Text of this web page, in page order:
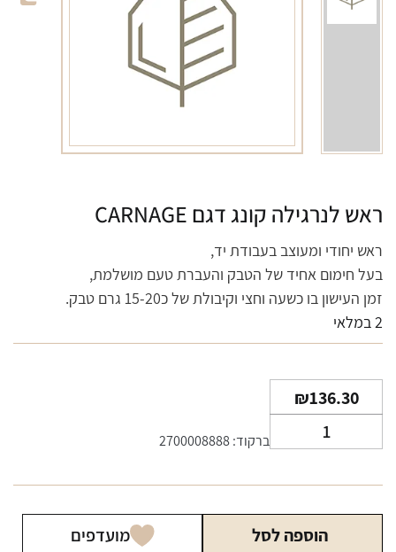
ראש לנרגילה קונג דגם CARNAGE
ראש יחודי ומעוצב בעבודת יד,
בעל חימום אחיד של הטבק והעברת טעם מושלמת,
זמן העישון בו כשעה וחצי וקיבולת של כ15-20 גרם טבק.
2 במלאי
₪136.30
של
ברקוד: 2700008888
הוספה לסל מועדפים